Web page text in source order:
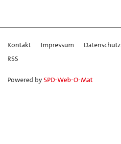
Kontakt Impressum Datenschutz
RSS
Powered bySPD-Web-O-Mat